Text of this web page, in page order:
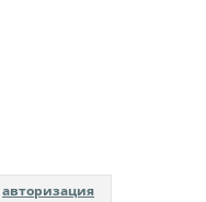
авторизация